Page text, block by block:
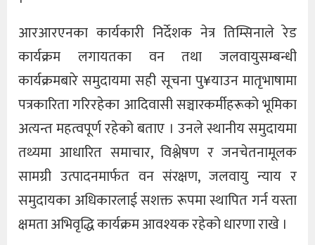
आरआरएनका कार्यकारी निर्देशक नेत्र तिम्सिनाले रेड
कार्यक्रम लगायतका वन तथा जलवायुसम्बन्धी
कार्यक्रमबारे समुदायमा सही सूचना पु¥याउन मातृभाषामा
पत्रकारिता गरिरहेका आदिवासी सञ्चारकर्मीहरूको भूमिका
अत्यन्त महत्वपूर्ण रहेको बताए । उनले स्थानीय समुदायमा
तथ्यमा आधारित समाचार, विश्लेषण र जनचेतनामूलक
सामग्री उत्पादनमार्फत वन संरक्षण, जलवायु न्याय र
समुदायका अधिकारलाई सशक्त रूपमा स्थापित गर्न यस्ता
क्षमता अभिवृद्धि कार्यक्रम आवश्यक रहेको धारणा राखे ।